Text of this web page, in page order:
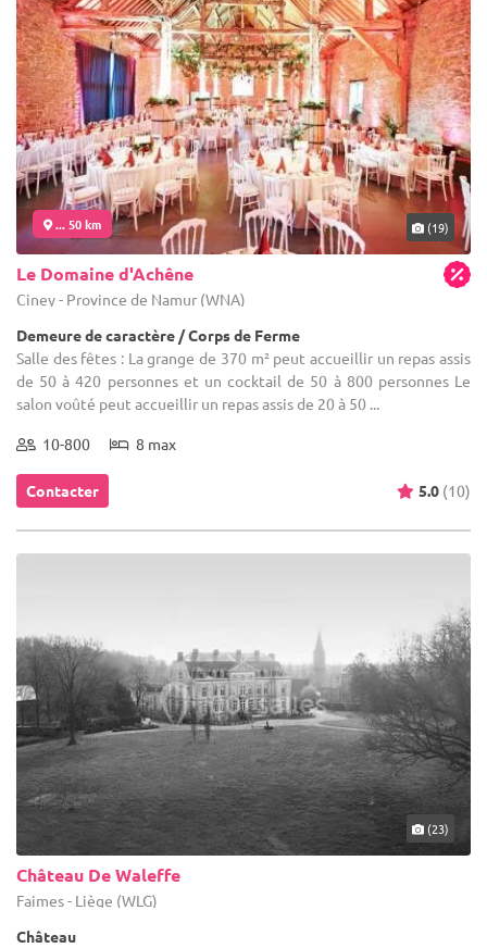
... 50 km (19)
Le Domaine d'Achêne
Ciney - Province de Namur (WNA)
Demeure de caractère / Corps de Ferme
Salle des fêtes : La grange de 370 m² peut accueillir un repas assis
de 50 à 420 personnes et un cocktail de 50 à 800 personnes Le
salon voûté peut accueillir un repas assis de 20 à 50 ...
10-800 8 max
Contacter 5.0 (10)
(23)
Château De Waleffe
Faimes - Liège (WLG)
Château